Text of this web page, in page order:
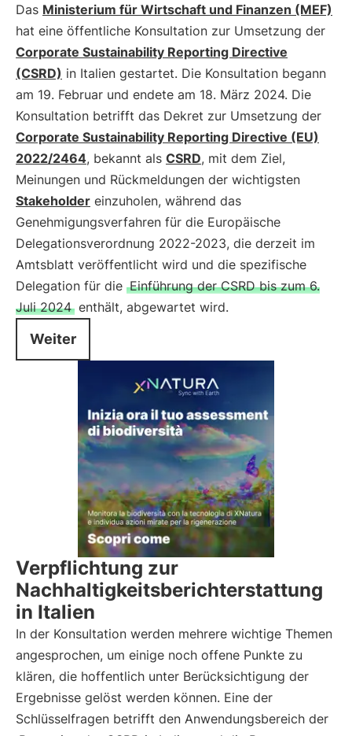
Das Ministerium für Wirtschaft und Finanzen (MEF)
hat eine öffentliche Konsultation zur Umsetzung der
Corporate Sustainability Reporting Directive
(CSRD) in Italien gestartet. Die Konsultation begann
am 19. Februar und endete am 18. März 2024. Die
Konsultation betrifft das Dekret zur Umsetzung der
Corporate Sustainability Reporting Directive (EU)
2022/2464, bekannt als CSRD, mit dem Ziel,
Meinungen und Rückmeldungen der wichtigsten
Stakeholder einzuholen, während das
Genehmigungsverfahren für die Europäische
Delegationsverordnung 2022-2023, die derzeit im
Amtsblatt veröffentlicht wird und die spezifische
Delegation für die Einführung der CSRD bis zum 6.
Juli 2024 enthält, abgewartet wird.
Weiter
Verpflichtung zur
Nachhaltigkeitsberichterstattung
in Italien
In der Konsultation werden mehrere wichtige Themen
angesprochen, um einige noch offene Punkte zu
klären, die hoffentlich unter Berücksichtigung der
Ergebnisse gelöst werden können. Eine der
Schlüsselfragen betrifft den Anwendungsbereich der